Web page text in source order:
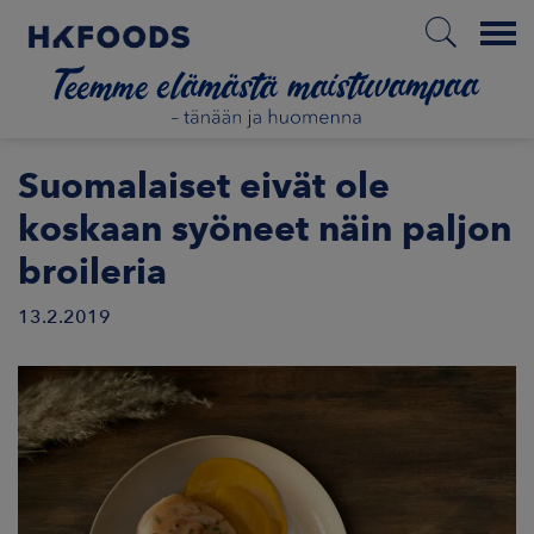
Menu
ETUSIVU
Suomalaiset eivät ole
koskaan syöneet näin paljon
broileria
13.2.2019